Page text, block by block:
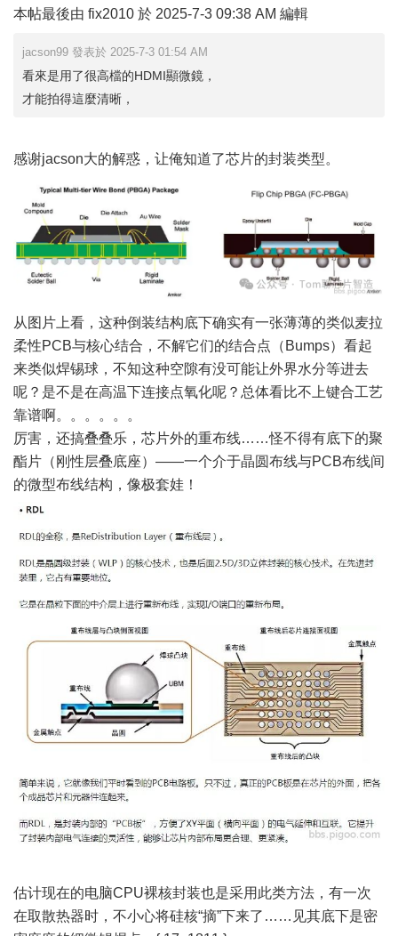
本帖最後由 fix2010 於 2025-7-3 09:38 AM 編輯
jacson99 發表於 2025-7-3 01:54 AM
看來是用了很高檔的HDMI顯微鏡，
才能拍得這麼清晰，
感谢jacson大的解惑，让俺知道了芯片的封装类型。
从图片上看，这种倒装结构底下确实有一张薄薄的类似麦拉
柔性PCB与核心结合，不解它们的结合点（Bumps）看起
来类似焊锡球，不知这种空隙有没可能让外界水分等进去
呢？是不是在高温下连接点氧化呢？总体看比不上键合工艺
靠谱啊。。。。。。
厉害，还搞叠叠乐，芯片外的重布线……怪不得有底下的聚
酯片（刚性层叠底座）——一个介于晶圆布线与PCB布线间
的微型布线结构，像极套娃！
估计现在的电脑CPU裸核封装也是采用此类方法，有一次
在取散热器时，不小心将硅核“摘”下来了……见其底下是密